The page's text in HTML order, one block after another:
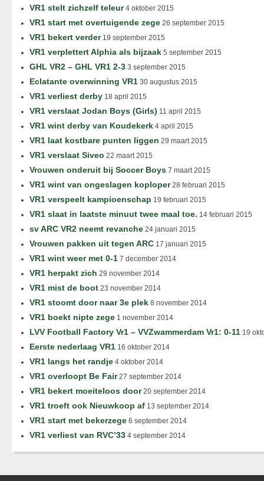
VR1 stelt zichzelf teleur4 oktober 2015
VR1 start met overtuigende zege 26 september 2015
VR1 bekert verder19 september 2015
VR1 verplettert Alphia als bijzaak 5 september 2015
GHL VR2 – GHL VR1 2-3 3 september 2015
Eclatante overwinning VR1 30 augustus 2015
VR1 verliest derby 18 april 2015
VR1 verslaat Jodan Boys (Girls) 11 april 2015
VR1 wint derby van Koudekerk 4 april 2015
VR1 laat kostbare punten liggen 29 maart 2015
VR1 verslaat Siveo 22 maart 2015
Vrouwen onderuit bij Soccer Boys 7 maart 2015
VR1 wint van ongeslagen koploper28 februari 2015
VR1 verspeelt kampioenschap 19 februari 2015
VR1 slaat in laatste minuut twee maal toe. 14 februari 2015
sv ARC VR2 neemt revanche 24 januari 2015
Vrouwen pakken uit tegen ARC 17 januari 2015
VR1 wint weer met 0-1 7 december 2014
VR1 herpakt zich 29 november 2014
VR1 mist de boot 23 november 2014
VR1 stoomt door naar 3e plek 8 november 2014
VR1 boekt nipte zege 1 november 2014
LVV Football Factory Vr1 – VVZwammerdam Vr1: 0-11 19
Eerste nederlaag VR1 16 oktober 2014
VR1 langs het randje 4 oktober 2014
VR1 overloopt Be Fair27 september 2014
VR1 bekert moeiteloos door20 september 2014
VR1 troeft ook Nieuwkoop af 13 september 2014
VR1 start met bekerzege 6 september 2014
VR1 verliest van RVC’33 4 september 2014